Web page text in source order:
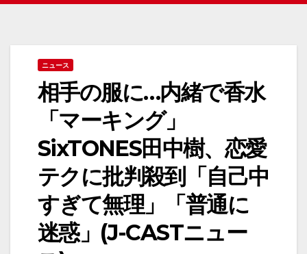
ニュース
相手の服に…内緒で香水
「マーキング」
SixTONES田中樹、恋愛
テクに批判殺到「自己中
すぎて無理」「普通に
迷惑」(J-CASTニュー